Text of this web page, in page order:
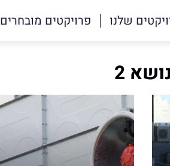
שלנו פרויקטים מובחרים
2